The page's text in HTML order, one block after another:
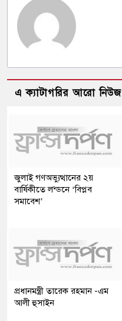
এ ক্যাটাগরির আরো নিউজ
জুলাই গণঅভ্যুত্থানের ২য়
বার্ষিকীতে লন্ডনে ‘বিপ্লব
সমাবেশ’
প্রধানমন্ত্রী তারেক রহমান -এম
আলী হুসাইন